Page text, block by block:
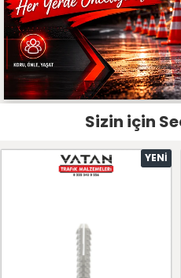
Sizin için
YENI